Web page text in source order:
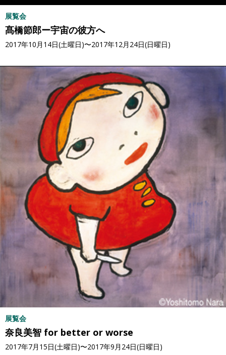
展覧会
髙橋節郎ー宇宙の彼方へ
2017年10月14日(土曜日)〜2017年12月24日(日曜日)
展覧会
奈良美智 for better or worse
2017年7月15日(土曜日)〜2017年9月24日(日曜日)